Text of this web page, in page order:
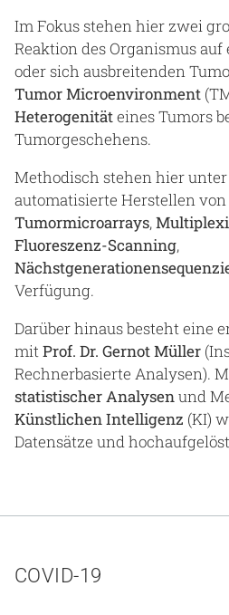
Im Fokus stehen hier zwei
Reaktion des Organismus
oder sich ausbreitenden
Tumor Microenvironment
Heterogenitäteines Tumors
Tumorgeschehens.
Methodisch stehen hier
automatisierte Herstellen von
Tumormicroarrays,
Fluoreszenz-Scanning,
Verfügung.
Darüber hinaus besteht eine
mitProf. Dr. Gernot Müller
Rechnerbasierte Analysen).
statistischer Analysenund
Künstlichen Intelligenz (KI)
Datensätze und
COVID-19